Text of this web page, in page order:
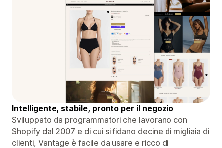
Intelligente, stabile, pronto per il negozio
Sviluppato da programmatori che lavorano con
Shopify dal 2007 e di cui si fidano decine di migliaia di
clienti, Vantage è facile da usare e ricco di